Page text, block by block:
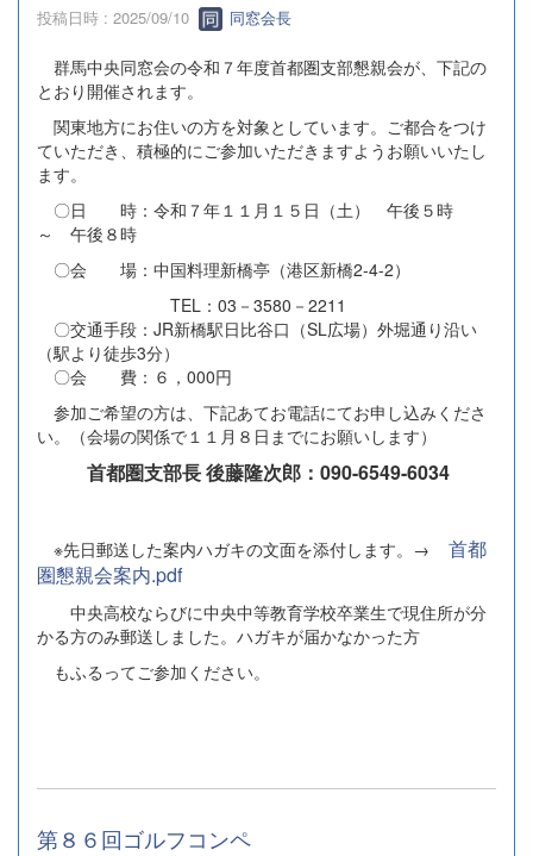
投稿日時 : 2025/09/10 同窓会長
群馬中央同窓会の令和７年度首都圏支部懇親会が、下記の
とおり開催されます。
関東地方にお住いの方を対象としています。ご都合をつけ
ていただき、積極的にご参加いただきますようお願いいたし
ます。
〇日 時：令和７年１１月１５日（土） 午後５時
～ 午後８時
〇会 場：中国料理新橋亭（港区新橋2-4-2）
TEL：03－3580－2211
〇交通手段：JR新橋駅日比谷口（SL広場）外堀通り沿い
（駅より徒歩3分）
〇会 費：６，000円
参加ご希望の方は、下記あてお電話にてお申し込みくださ
い。（会場の関係で１１月８日までにお願いします）
首都圏支部長 後藤隆次郎：090-6549-6034
※先日郵送した案内ハガキの文面を添付します。→
首都
圏懇親会案内.pdf
中央高校ならびに中央中等教育学校卒業生で現住所が分
かる方のみ郵送しました。ハガキが届かなかった方
もふるってご参加ください。
第８６回ゴルフコンペ